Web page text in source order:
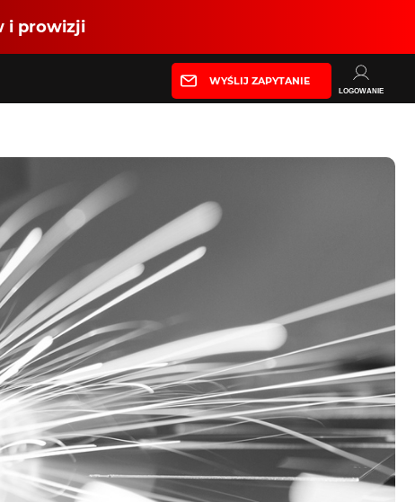
i prowizji
Partner produkcyjny
Zaloguj się
WYŚLIJ ZAPYTANIE
LOGOWANIE